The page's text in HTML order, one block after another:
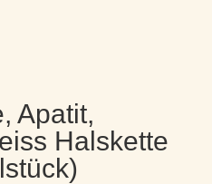
Apatit,
Halskette